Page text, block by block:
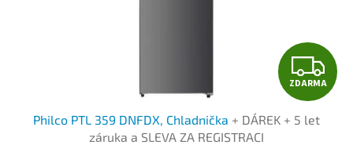
Z
D
ZDARMA
Philco PTL 359 DNFDX, Chladnička + DÁREK + 5 let
záruka a SLEVA ZA REGISTRACI